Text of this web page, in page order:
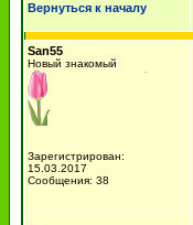
Вернуться к началу
San55
Новый знакомый
Зарегистрирован:
15.03.2017
Сообщения: 38